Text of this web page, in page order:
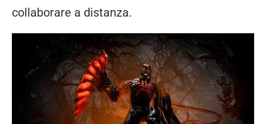
collaborare a distanza.